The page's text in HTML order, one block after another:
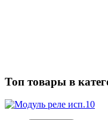
Топ товары в